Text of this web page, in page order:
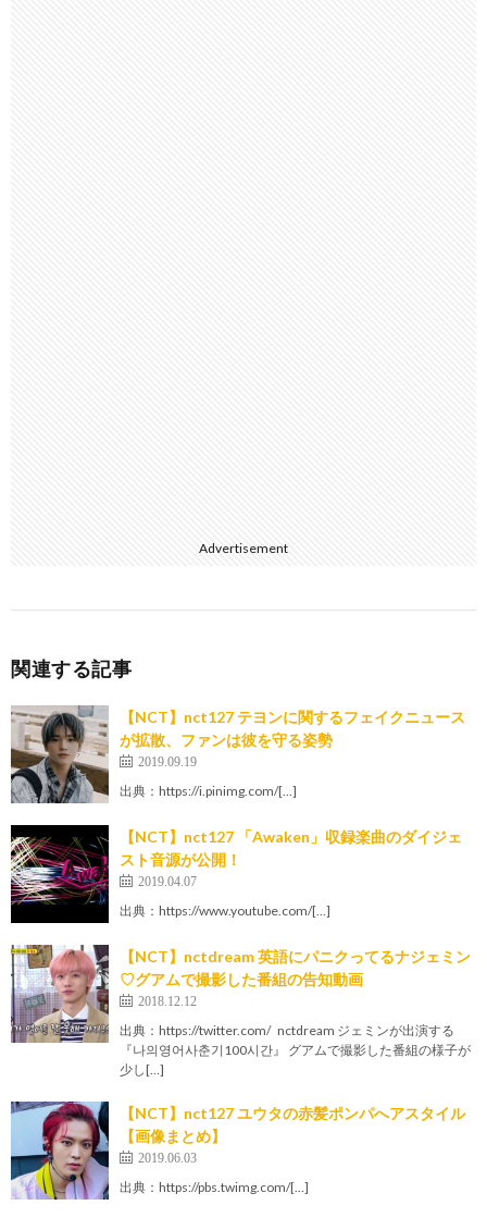
Advertisement
関連する記事
【NCT】nct127 テヨンに関するフェイクニュース
が拡散、ファンは彼を守る姿勢
2019.09.19
出典：https://i.pinimg.com/[…]
【NCT】nct127 「Awaken」収録楽曲のダイジェ
スト音源が公開！
2019.04.07
出典：https://www.youtube.com/[…]
【NCT】nctdream 英語にパニクってるナジェミン
♡グアムで撮影した番組の告知動画
2018.12.12
出典：https://twitter.com/ nctdream ジェミンが出演する
『나의영어사춘기100시간』 グアムで撮影した番組の様子が
少し[…]
【NCT】nct127 ユウタの赤髪ポンパへアスタイル
【画像まとめ】
2019.06.03
出典：https://pbs.twimg.com/[…]